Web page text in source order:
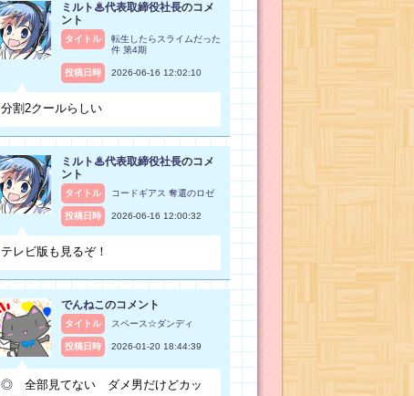
ミルト♨代表取締役社長のコメ
ント
タイトル
転生したらスライムだった
件 第4期
投稿日時 2026-06-16 12:02:10
分割2クールらしい
ミルト♨代表取締役社長のコメ
ント
タイトル コードギアス 奪還のロゼ
投稿日時 2026-06-16 12:00:32
テレビ版も見るぞ！
でんねこのコメント
タイトル スペース☆ダンディ
投稿日時 2026-01-20 18:44:39
◎ 全部見てない ダメ男だけどカッ